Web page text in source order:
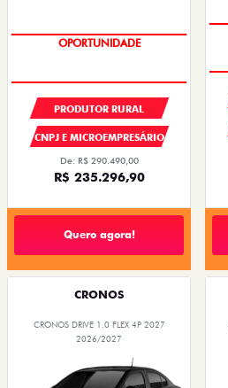
CONDIÇÃO IMPERDÍVEL
PRODUTOR RURAL
CNPJ E MICROEMPRESÁRIO
De: R$ 290.490,00
R$ 235.296,90
Quero agora!
CRONOS
CRONOS DRIVE 1.0 FLEX 4P 2027
2026/2027